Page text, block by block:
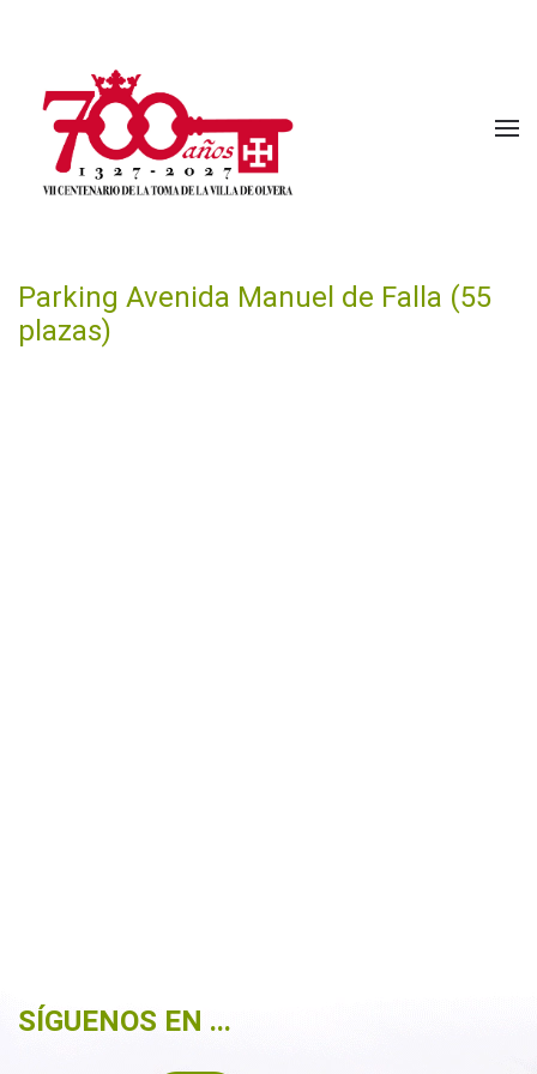
Parking Avenida Manuel de Falla (55
plazas)
SÍGUENOS EN ...